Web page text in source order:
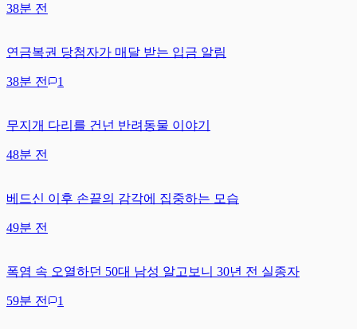
38분 전
연금복권 당첨자가 매달 받는 입금 알림
38분 전 1
무지개 다리를 건넌 반려동물 이야기
48분 전
베드신 이후 손끝의 감각에 집중하는 모습
49분 전
폭염 속 오열하던 50대 남성 알고보니 30년 전 실종자
59분 전 1